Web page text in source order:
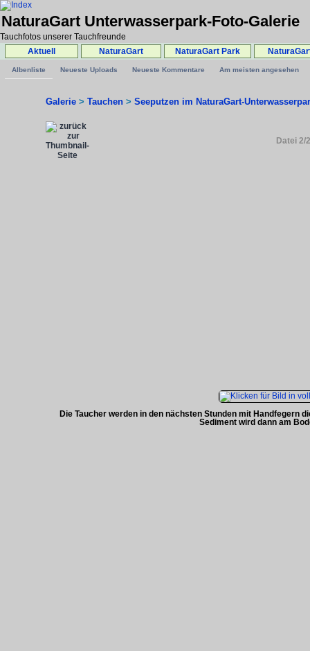
NaturaGart Unterwasserpark-Foto-Galerie
Tauchfotos unserer Tauchfreunde
Aktuell
NaturaGart NaturaGart Park
Albenliste Neueste Uploads Neueste Kommentare Am meisten angesehen
Galerie > Tauchen > Seeputzen im NaturaGart-
Datei 2/
Die Taucher werden in den nächsten Stunden mit Handfegern
Sediment wird dann am